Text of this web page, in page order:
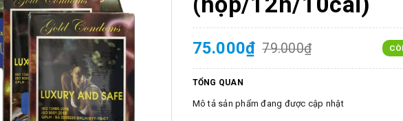
75.000₫ 79.000₫
TỔNG QUAN
Mô tả sản phẩm đang được cập nhật